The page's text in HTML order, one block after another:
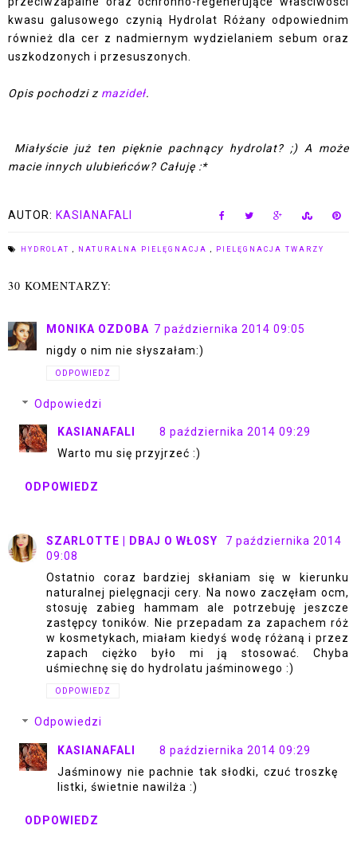
kwasu galusowego czynią Hydrolat Różany odpowiednim
również dla cer z nadmiernym wydzielaniem sebum oraz
uszkodzonych i przesuszonych.
Opis pochodzi z mazideł.
Miałyście już ten pięknie pachnący hydrolat? ;) A może
macie innych ulubieńców? Całuję :*
AUTOR: KASIANAFALI
HYDROLAT NATURALNA PIELĘGNACJA PIELĘGNACJA TWARZY
30 KOMENTARZY:
MONIKA OZDOBA 7 października 2014 09:05
nigdy o nim nie słyszałam:)
ODPOWIEDZ
Odpowiedzi
KASIANAFALI
8 października 2014 09:29
Warto mu się przyjrzeć :)
ODPOWIEDZ
SZARLOTTE | DBAJ O WŁOSY
7 października 2014
09:08
Ostatnio coraz bardziej skłaniam się w kierunku
naturalnej pielęgnacji cery. Na nowo zaczęłam ocm,
stosuję zabieg hammam ale potrzebuję jeszcze
zastępcy toników. Nie przepadam za zapachem róż
w kosmetykach, miałam kiedyś wodę różaną i przez
zapach ciężko było mi ją stosować. Chyba
uśmiechnę się do hydrolatu jaśminowego :)
ODPOWIEDZ
Odpowiedzi
KASIANAFALI
8 października 2014 09:29
Jaśminowy nie pachnie tak słodki, czuć troszkę
listki, świetnie nawilża :)
ODPOWIEDZ